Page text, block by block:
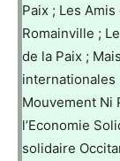
Paix ; Les
Romainville ;
de la Paix ;
internationales
Mouvement Ni
l’Economie
solidaire